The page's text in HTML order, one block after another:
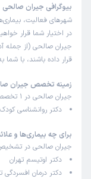
بیوگرافی جیران صالحی
شهرهای فعالیت،
در اختیار شما قرار
جیران صالحی (از جمله
قرار داده باشند، با
زمینه تخصص جیران
جیران صالحی در 1 تخصص و در 1 شهر فعالیت دارند:
دکتر روانشناسی
برای چه بیماری‌ها و
جیران صالحی در تشخیص
دکتر اوتیسم تهران
دکتر درمان افسردگی